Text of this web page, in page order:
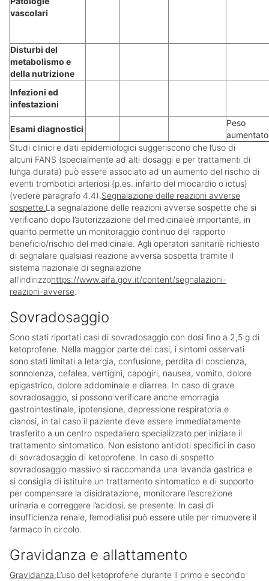
vascolari
Disturbi del
metabolismo e
della nutrizione
Infezioni ed
infestazioni
Esami diagnostici
Peso
aumentato
Studi clinici e dati epidemiologici suggeriscono che l’uso di
alcuni FANS (specialmente ad alti dosaggi e per trattamenti di
lunga durata) può essere associato ad un aumento del rischio di
eventi trombotici arteriosi (p.es. infarto del miocardio o ictus)
(vedere paragrafo 4.4).Segnalazione delle reazioni avverse
sospette.La segnalazione delle reazioni avverse sospette che si
verificano dopo l’autorizzazione del medicinaleè importante, in
quanto permette un monitoraggio continuo del rapporto
beneficio/rischio del medicinale. Agli operatori sanitariè richiesto
di segnalare qualsiasi reazione avversa sospetta tramite il
sistema nazionale di segnalazione
all’indirizzohttps://www.aifa.gov.it/content/segnalazioni-
reazioni-avverse.
Sovradosaggio
Sono stati riportati casi di sovradosaggio con dosi fino a 2,5 g di
ketoprofene. Nella maggior parte dei casi, i sintomi osservati
sono stati limitati a letargia, confusione, perdita di coscienza,
sonnolenza, cefalea, vertigini, capogiri, nausea, vomito, dolore
epigastrico, dolore addominale e diarrea. In caso di grave
sovradosaggio, si possono verificare anche emorragia
gastrointestinale, ipotensione, depressione respiratoria e
cianosi, in tal caso il paziente deve essere immediatamente
trasferito a un centro ospedaliero specializzato per iniziare il
trattamento sintomatico. Non esistono antidoti specifici in caso
di sovradosaggio di ketoprofene. In caso di sospetto
sovradosaggio massivo si raccomanda una lavanda gastrica e
si consiglia di istituire un trattamento sintomatico e di supporto
per compensare la disidratazione, monitorare l’escrezione
urinaria e correggere l’acidosi, se presente. In casi di
insufficienza renale, l’emodialisi può essere utile per rimuovere il
farmaco in circolo.
Gravidanza e allattamento
Gravidanza:L’uso del ketoprofene durante il primo e secondo